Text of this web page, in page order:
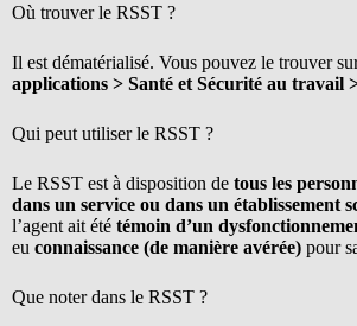
Où trouver le RSST ?
Il est dématérialisé. Vous pouvez le trouver
applications > Santé et Sécurité au travail
Qui peut utiliser le RSST ?
Le RSST est à disposition de tous les
dans un service ou dans un établissement
l’agent ait été témoin d’un
eu connaissance (de manière avérée) pour
Que noter dans le RSST ?